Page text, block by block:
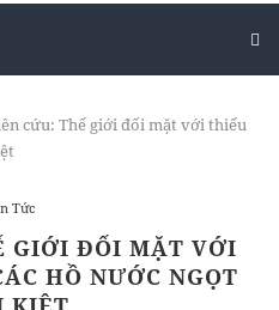
cứu: Thế giới đối mặt với thiếu
Tức
GIỚI ĐỐI MẶT VỚI
HỒ NƯỚC NGỌT